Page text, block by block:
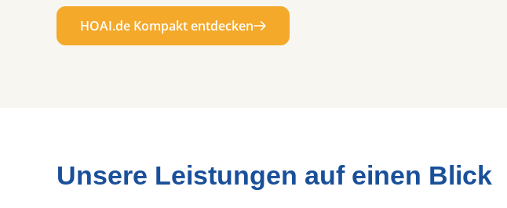
HOAI.de Kompakt entdecken
Unsere Leistungen auf einen Blick